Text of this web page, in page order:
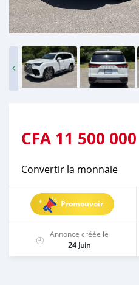
CFA 11 500 000
Convertir la monnaie
Promouvoir
Annonce créée le
24 Juin